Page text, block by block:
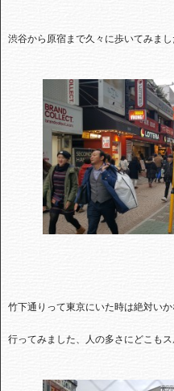
渋谷から原宿まで久々に歩いてみまし
竹下通りって東京にいた時は絶対い
行ってみました、人の多さにどこも